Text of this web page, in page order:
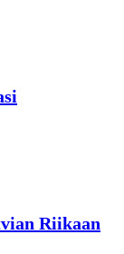
Riikaan